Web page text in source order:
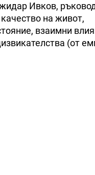
Ивков,
на живот,
взаимни
(от